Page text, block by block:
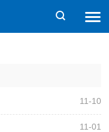
11-10
11-01